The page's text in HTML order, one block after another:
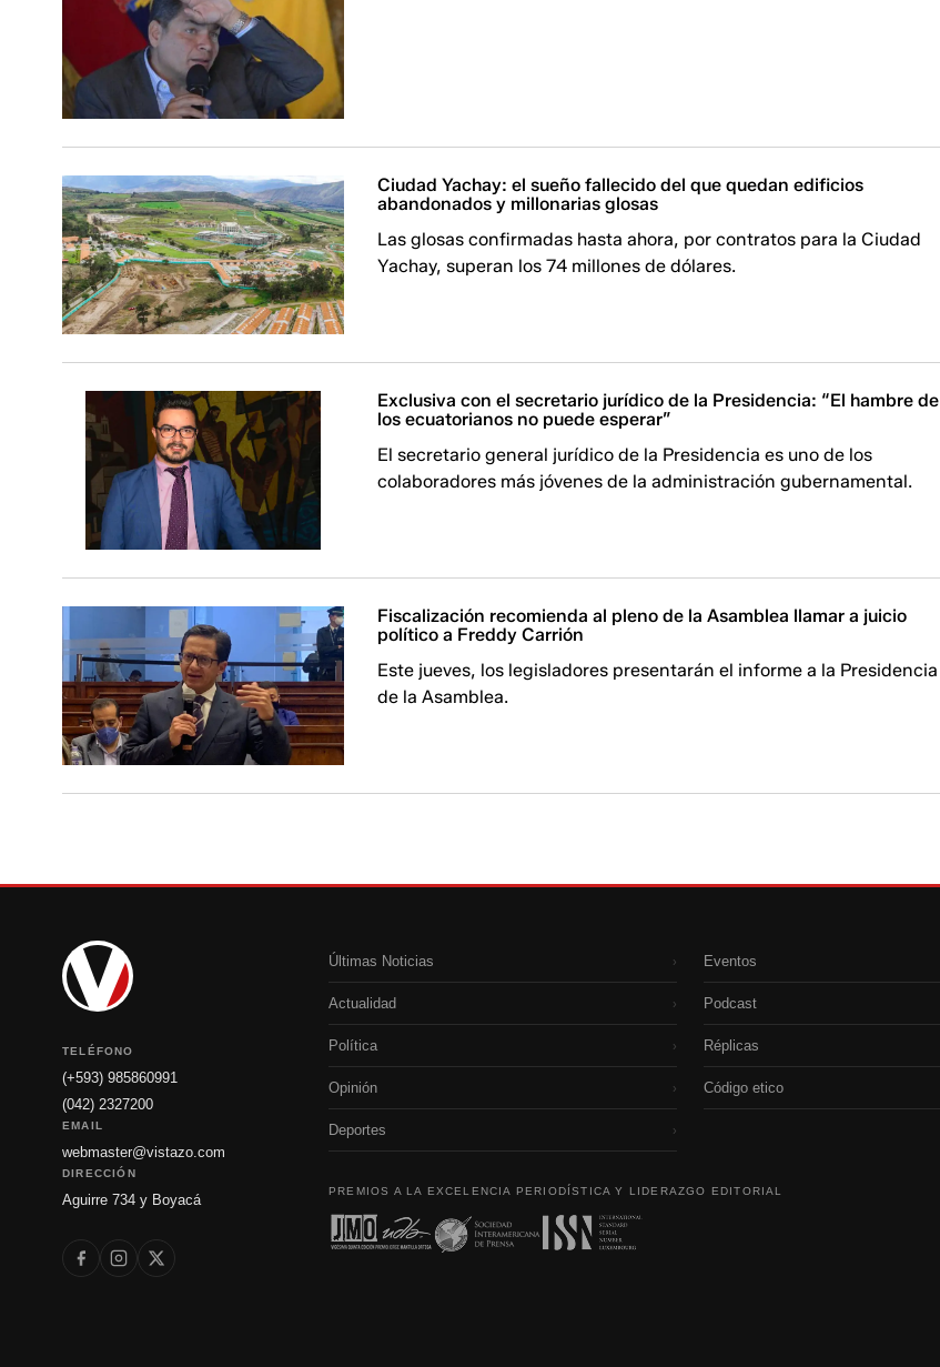
Ciudad Yachay: el sueño fallecido del que quedan edificios
abandonados y millonarias glosas
Las glosas confirmadas hasta ahora, por contratos para la Ciudad
Yachay, superan los 74 millones de dólares.
Exclusiva con el secretario jurídico de la Presidencia: “El hambre de
los ecuatorianos no puede esperar”
El secretario general jurídico de la Presidencia es uno de los
colaboradores más jóvenes de la administración gubernamental.
Fiscalización recomienda al pleno de la Asamblea llamar a juicio
político a Freddy Carrión
Este jueves, los legisladores presentarán el informe a la Presidencia
de la Asamblea.
TELÉFONO
(+593) 985860991
(042) 2327200
EMAIL
webmaster@vistazo.com
DIRECCIÓN
Aguirre 734 y Boyacá
Últimas Noticias ›
Actualidad ›
Política ›
Opinión ›
Deportes ›
Eventos
Podcast
Réplicas
Código etico
PREMIOS A LA EXCELENCIA PERIODÍSTICA Y LIDERAZGO EDITORIAL